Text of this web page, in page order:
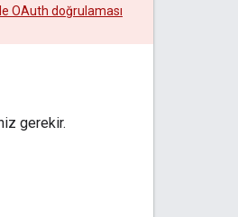
OAuth doğrulaması
gerekir.